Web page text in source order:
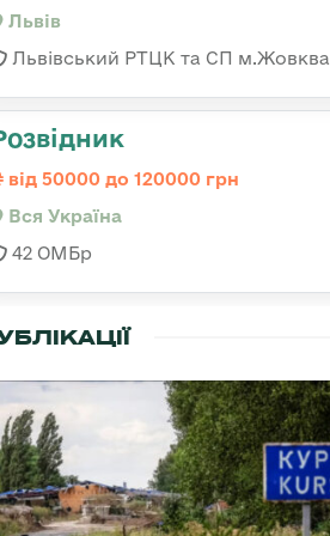
Львів
Львівський РТЦК та СП м.Жовква
від 50000 до 120000 грн
Вся Україна
42 ОМБр